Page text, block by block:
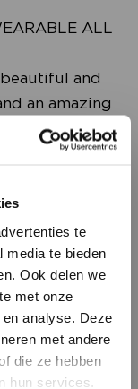
te
media te bieden
Ook delen we
met onze
analyse. Deze
met andere
die ze hebben
hun services.
ALL
and
an amazing
comfort
work
what
Taking
Lees